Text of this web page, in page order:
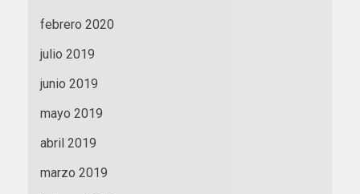
febrero 2020
julio 2019
junio 2019
mayo 2019
abril 2019
marzo 2019